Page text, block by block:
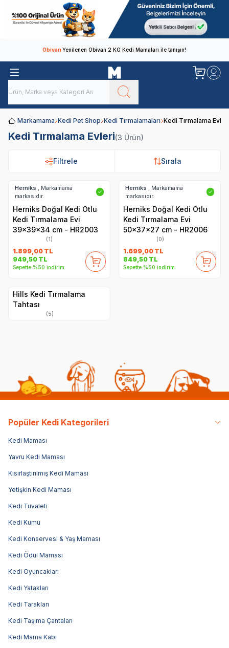
ObivanYenilenen Obivan 2 KG Kedi Mamaları ile tanışın!
Markamama Kedi Pet Shop Kedi Tırmalamaları Kedi Tırmalama Evleri
Kedi Tırmalama Evleri(3 Ürün)
Filtrele Sırala
Filtrele Sırala
Herniks
, Markamama
markasıdır.
✓
Herniks Doğal Kedi Otlu
Kedi Tırmalama Evi
39x39x34 cm - HR2003
(1)
1.899,00 TL
949,50 TL
Sepette %50 indirim
Herniks
, Markamama
markasıdır.
✓
Herniks Doğal Kedi Otlu
Kedi Tırmalama Evi
50x37x27 cm - HR2006
(0)
1.699,00 TL
849,50 TL
Sepette %50 indirim
Hills Kedi Tırmalama
Tahtası
(5)
Popüler Kedi Kategorileri
Kedi Maması
Yavru Kedi Maması
Kısırlaştırılmış Kedi Maması
Yetişkin Kedi Maması
Kedi Tuvaleti
Kedi Kumu
Kedi Konservesi & Yaş Maması
Kedi Ödül Maması
Kedi Oyuncakları
Kedi Yatakları
Kedi Tarakları
Kedi Taşıma Çantaları
Kedi Mama Kabı